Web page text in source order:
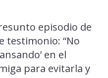
episodio de
testimonio: “No
en el
para evitarla y